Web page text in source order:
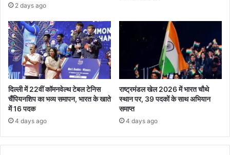
2 days ago
दिल्ली में 22वीं कॉमनवेल्थ टेबल टेनिस
चैंपियनशिप का भव्य समापन, भारत के खाते
में 16 पदक
4 days ago
राष्ट्रमंडल खेल 2026 में भारत चौथे
स्थान पर, 39 पदकों के साथ अभियान
समाप्त
4 days ago